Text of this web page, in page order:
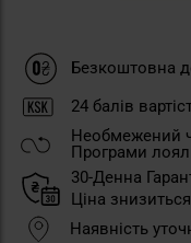
Безкоштовна
24 балів
Необмежений
Програми
30-Денна
Ціна
Наявність